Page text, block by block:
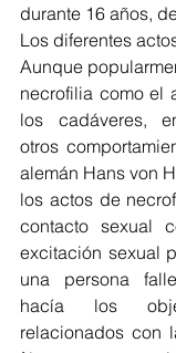
durante 16 años,
Los diferentes
Aunque
necrofilia como el
los cadáveres,
otros
alemán Hans von
los actos de
contacto sexual
excitación sexual
una persona
hacía los
relacionados con